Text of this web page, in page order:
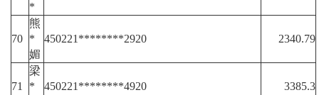
*
70
熊
*
媚
450221********2920 2340.79
71
梁
*
450221********4920 3385.3